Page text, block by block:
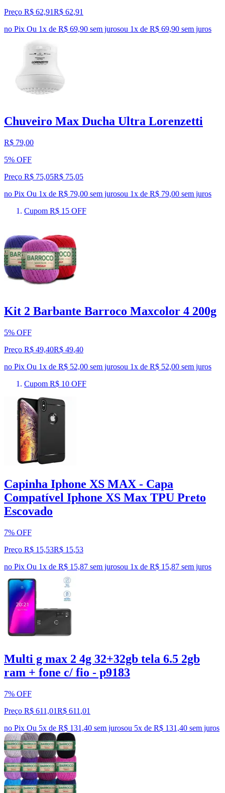
Preço R$ 62,91R$ 62,91
no Pix Ou 1x de R$ 69,90 sem jurosou 1x de R$ 69,90 sem juros
Chuveiro Max Ducha Ultra Lorenzetti
R$ 79,00
5% OFF
Preço R$ 75,05R$ 75,05
no Pix Ou 1x de R$ 79,00 sem jurosou 1x de R$ 79,00 sem juros
Cupom R$ 15 OFF
Kit 2 Barbante Barroco Maxcolor 4 200g
5% OFF
Preço R$ 49,40R$ 49,40
no Pix Ou 1x de R$ 52,00 sem jurosou 1x de R$ 52,00 sem juros
Cupom R$ 10 OFF
Capinha Iphone XS MAX - Capa
Compatível Iphone XS Max TPU Preto
Escovado
7% OFF
Preço R$ 15,53R$ 15,53
no Pix Ou 1x de R$ 15,87 sem jurosou 1x de R$ 15,87 sem juros
Multi g max 2 4g 32+32gb tela 6.5 2gb
ram + fone c/ fio - p9183
7% OFF
Preço R$ 611,01R$ 611 ,01
no Pix Ou 5x de R$ 131,40 sem jurosou 5x de R$ 131,40 sem juros